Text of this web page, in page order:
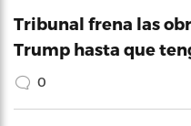
Tribunal frena las
Trump hasta que
0